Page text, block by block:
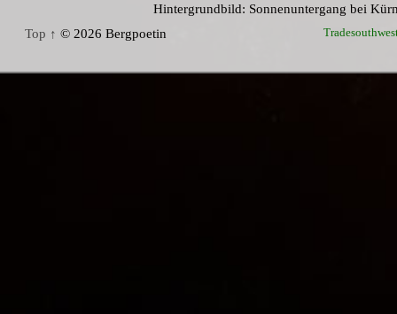
Hintergrundbild: Sonnenuntergang bei
Top ↑ © 2026 Bergpoetin